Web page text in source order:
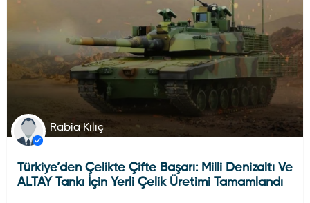
Rabia Kılıç
Türkiye’den Çelikte Çifte Başarı: Milli Denizaltı Ve
ALTAY Tankı İçin Yerli Çelik Üretimi Tamamlandı